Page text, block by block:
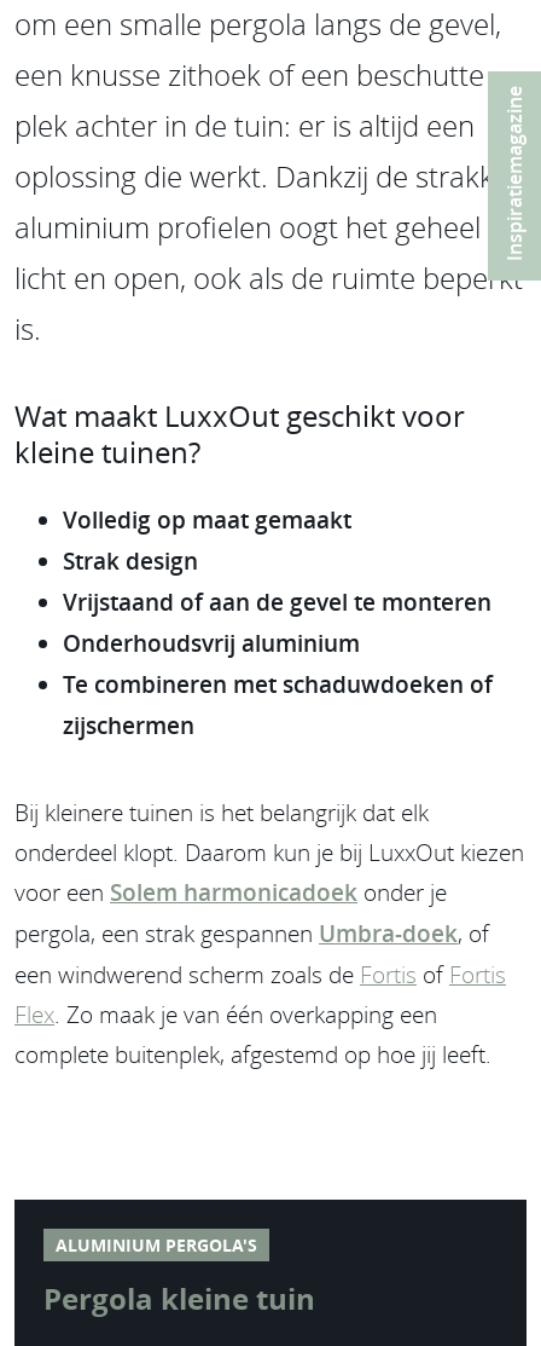
om een smalle pergola langs de gevel,
een knusse zithoek of een beschutte
plek achter in de tuin: er is altijd een
oplossing die werkt. Dankzij de strakke
aluminium profielen oogt het geheel
licht en open, ook als de ruimte beperkt
is.
Wat maakt LuxxOut geschikt voor
kleine tuinen?
Volledig op maat gemaakt
Strak design
Vrijstaand of aan de gevel te monteren
Onderhoudsvrij aluminium
Te combineren met schaduwdoeken of
zijschermen
Bij kleinere tuinen is het belangrijk dat elk
onderdeel klopt. Daarom kun je bij LuxxOut kiezen
voor een Solem harmonicadoek onder je
pergola, een strak gespannen Umbra-doek, of
een windwerend scherm zoals de Fortis of Fortis
Flex . Zo maak je van één overkapping een
complete buitenplek, afgestemd op hoe jij leeft.
ALUMINIUM PERGOLA'S
Pergola kleine tuin
Inspiratiemagazine